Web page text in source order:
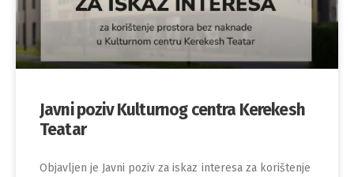
Javni poziv Kulturnog centra Kerekesh
Teatar
Objavljen je Javni poziv za iskaz interesa za korištenje